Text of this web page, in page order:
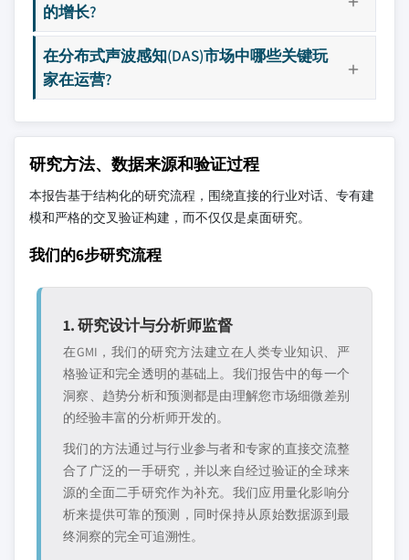
的增长?
在分布式声波感知(DAS)市场中哪些关键玩
家在运营?
研究方法、数据来源和验证过程
本报告基于结构化的研究流程，围绕直接的行业对话、专有建
模和严格的交叉验证构建，而不仅仅是桌面研究。
我们的6步研究流程
1. 研究设计与分析师监督
在GMI，我们的研究方法建立在人类专业知识、严
格验证和完全透明的基础上。我们报告中的每一个
洞察、趋势分析和预测都是由理解您市场细微差别
的经验丰富的分析师开发的。
我们的方法通过与行业参与者和专家的直接交流整
合了广泛的一手研究，并以来自经过验证的全球来
源的全面二手研究作为补充。我们应用量化影响分
析来提供可靠的预测，同时保持从原始数据源到最
终洞察的完全可追溯性。